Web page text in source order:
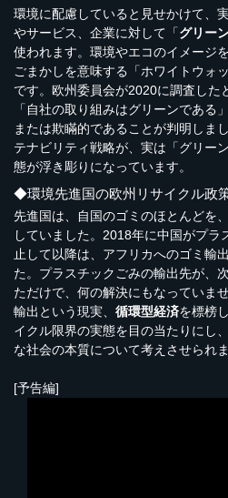
環境に配慮していると見せかけて、
やサービス、企業に対して「グリー
使われます。環境やエコのイメージ
ごまかしを意味する「ホワイトウォ
です。欧州委員会が2020に調査した
「自社の取り組みはグリーンである
または欺瞞的であることが判明しま
テナビリティ戦略が、実は「グリー
態が浮き彫りになっています。
◆環境先進国の欧州リサイクル政
先進国は、自国のゴミのほとんどを
していました。2018年に中国がプラ
止して以降は、アフリカへのゴミ輸
た。プラスチックごみの輸出先が、
ただけで、何の解決にもなっていま
輸出という現実、 循環型経済を標榜
イクル限界の実態を目の当たりにし、
な社会の本質について考えさせられま
[予告編]